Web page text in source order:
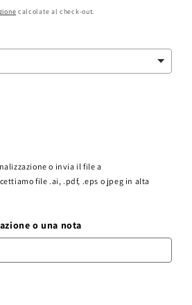
calcolate al check-out.
o invia il file a
file .ai, .pdf, .eps o jpeg in alta
o una nota